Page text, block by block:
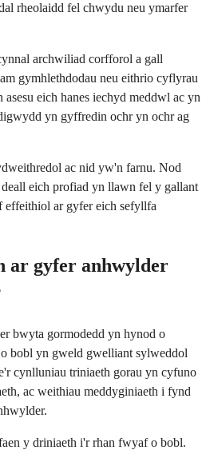
rheolaidd fel chwydu neu ymarfer
archwiliad corfforol a gall
gymhlethdodau neu eithrio cyflyrau
eich hanes iechyd meddwl ac yn
yn gyffredin ochr yn ochr ag
ac nid yw'n farnu. Nod
eich profiad yn llawn fel y gallant
ar gyfer eich sefyllfa
ar gyfer anhwylder
bwyta gormodedd yn hynod o
bobl yn gweld gwelliant sylweddol
cynlluniau triniaeth gorau yn cyfuno
ac weithiau meddyginiaeth i fynd
y driniaeth i'r rhan fwyaf o bobl.